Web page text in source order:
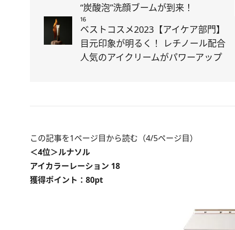
“炭酸泡”洗顔ブームが到来！
16
ベストコスメ2023【アイケア部門】
目元印象が明るく！ レチノール配合
人気のアイクリームがパワーアップ
この記事を1ページ目から読む（4/5ページ目）
＜4位＞ルナソル
アイカラーレーション 18
獲得ポイント：80pt